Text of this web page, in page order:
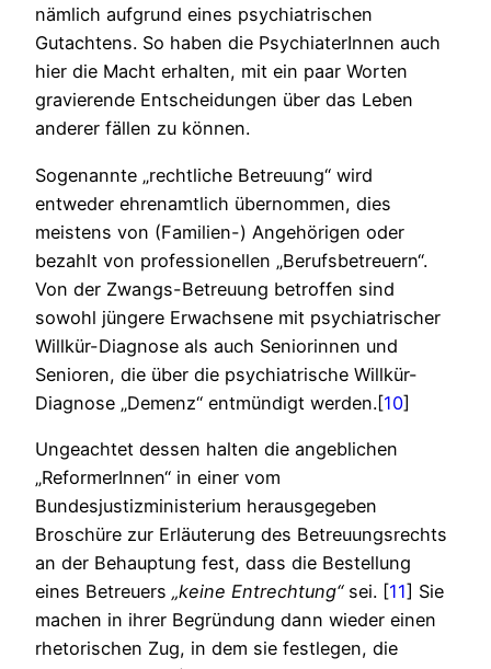
nämlich aufgrund eines psychiatrischen
Gutachtens. So haben die PsychiaterInnen auch
hier die Macht erhalten, mit ein paar Worten
gravierende Entscheidungen über das Leben
anderer fällen zu können.
Sogenannte „rechtliche Betreuung“ wird
entweder ehrenamtlich übernommen, dies
meistens von (Familien-) Angehörigen oder
bezahlt von professionellen „Berufsbetreuern“.
Von der Zwangs-Betreuung betroffen sind
sowohl jüngere Erwachsene mit psychiatrischer
Willkür-Diagnose als auch Seniorinnen und
Senioren, die über die psychiatrische Willkür-
Diagnose „Demenz“ entmündigt werden.[10]
Ungeachtet dessen halten die angeblichen
„ReformerInnen“ in einer vom
Bundesjustizministerium herausgegeben
Broschüre zur Erläuterung des Betreuungsrechts
an der Behauptung fest, dass die Bestellung
eines Betreuers „keine Entrechtung“ sei. [11] Sie
machen in ihrer Begründung dann wieder einen
rhetorischen Zug, in dem sie festlegen, die